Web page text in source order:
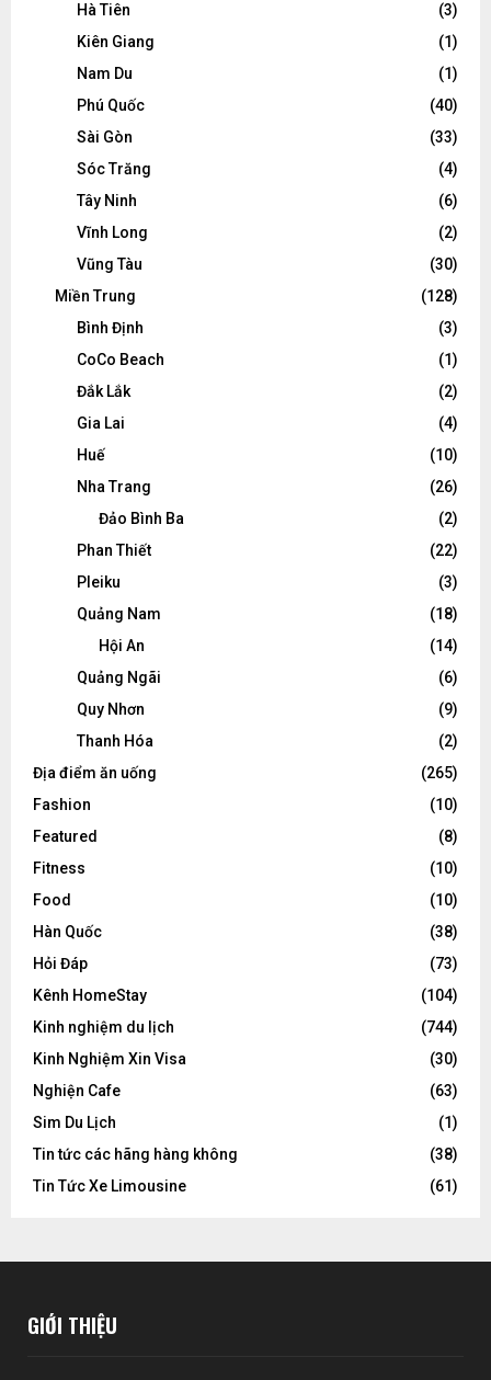
Hà Tiên
(3)
Kiên Giang
(1)
Nam Du
(1)
Phú Quốc
(40)
Sài Gòn
(33)
Sóc Trăng
(4)
Tây Ninh
(6)
Vĩnh Long
(2)
Vũng Tàu
(30)
Miền Trung
(128)
Bình Định
(3)
CoCo Beach
(1)
Đắk Lắk
(2)
Gia Lai
(4)
Huế
(10)
Nha Trang
(26)
Đảo Bình Ba
(2)
Phan Thiết
(22)
Pleiku
(3)
Quảng Nam
(18)
Hội An
(14)
Quảng Ngãi
(6)
Quy Nhơn
(9)
Thanh Hóa
(2)
Địa điểm ăn uống
(265)
Fashion
(10)
Featured
(8)
Fitness
(10)
Food
(10)
Hàn Quốc
(38)
Hỏi Đáp
(73)
Kênh HomeStay
(104)
Kinh nghiệm du lịch
(744)
Kinh Nghiệm Xin Visa
(30)
Nghiện Cafe
(63)
Sim Du Lịch
(1)
Tin tức các hãng hàng không
(38)
Tin Tức Xe Limousine
(61)
GIỚI THIỆU